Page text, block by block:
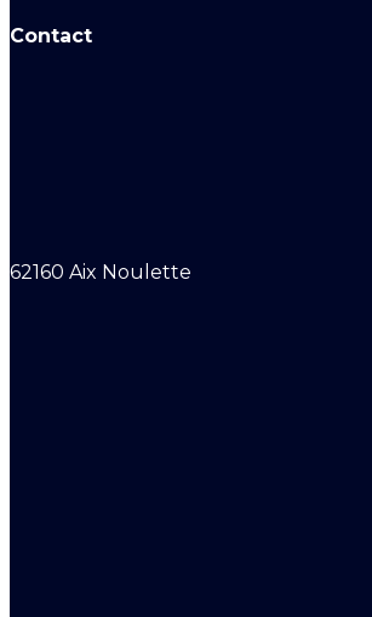
Contact
62160 Aix Noulette